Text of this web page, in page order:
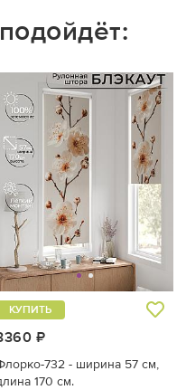
₽
КУПИТЬ
732 - ширина 57 см,
170 см.